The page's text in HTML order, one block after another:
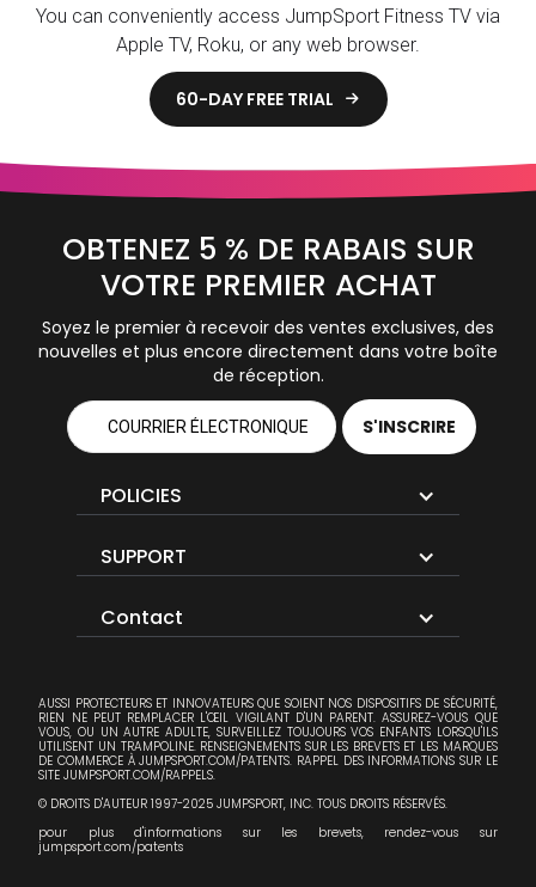
You can conveniently access JumpSport Fitness TV via
Apple TV, Roku, or any web browser.
60-DAY FREE TRIAL 
OBTENEZ 5 % DE RABAIS SUR
VOTRE PREMIER ACHAT
Soyez le premier à recevoir des ventes exclusives, des
nouvelles et plus encore directement dans votre boîte
de réception.
POLICIES
SUPPORT
Contact
AUSSI PROTECTEURS ET INNOVATEURS QUE SOIENT NOS DISPOSITIFS DE SÉCURITÉ,
RIEN NE PEUT REMPLACER L'ŒIL VIGILANT D'UN PARENT. ASSUREZ-VOUS QUE
VOUS, OU UN AUTRE ADULTE, SURVEILLEZ TOUJOURS VOS ENFANTS LORSQU'ILS
UTILISENT UN TRAMPOLINE. RENSEIGNEMENTS SUR LES BREVETS ET LES MARQUES
DE COMMERCE À JUMPSPORT.COM/PATENTS. RAPPEL DES INFORMATIONS SUR LE
SITE JUMPSPORT.COM/RAPPELS.
© DROITS D'AUTEUR 1997-2025 JUMPSPORT, INC. TOUS DROITS RÉSERVÉS.
pour plus d'informations sur les brevets, rendez-vous sur
jumpsport.com/patents